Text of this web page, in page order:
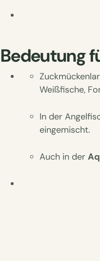
Bedeutung
Weißfische,
In der
eingemischt.
Auch in der